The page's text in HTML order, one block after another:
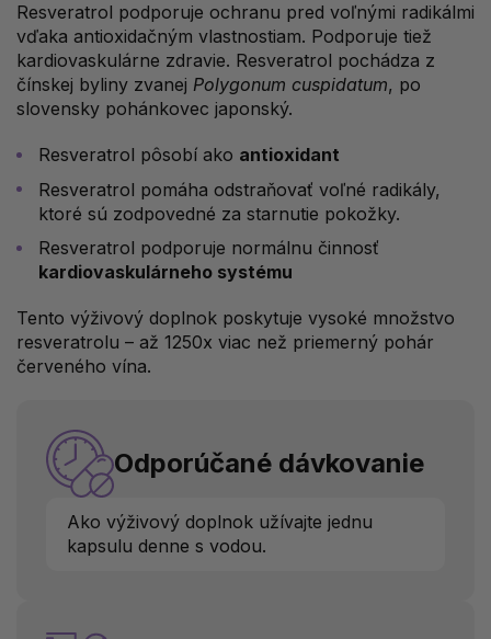
Resveratrol podporuje ochranu pred voľnými radikálmi
vďaka antioxidačným vlastnostiam. Podporuje tiež
kardiovaskulárne zdravie. Resveratrol pochádza z
čínskej byliny zvanej Polygonum cuspidatum, po
slovensky pohánkovec japonský.
Resveratrol pôsobí ako antioxidant
Resveratrol pomáha odstraňovať voľné radikály,
ktoré sú zodpovedné za starnutie pokožky.
Resveratrol podporuje normálnu činnosť
kardiovaskulárneho systému
Tento výživový doplnok poskytuje vysoké množstvo
resveratrolu – až 1250x viac než priemerný pohár
červeného vína.
Odporúčané dávkovanie
Ako výživový doplnok užívajte jednu
kapsulu denne s vodou.